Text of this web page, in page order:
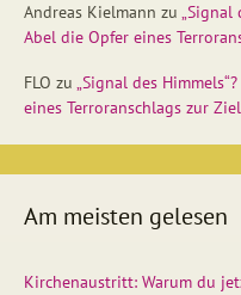
Andreas Kielmann zu „Signal
Abel die Opfer eines
FLO zu „Signal des
eines Terroranschlags zur
Am meisten gelesen
Kirchenaustritt: Warum du